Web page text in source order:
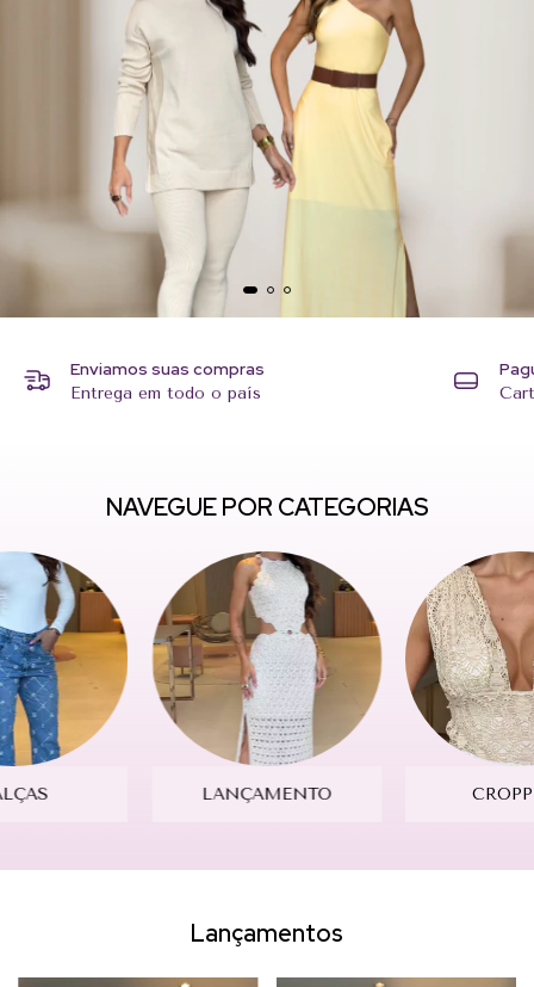
Enviamos suas compras
Entrega em todo o país
NAVEGUE POR CATEGORIAS
LANÇAMENTO
Lançamentos